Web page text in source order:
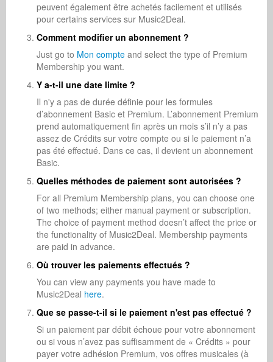
peuvent également être achetés facilement et utilisés
pour certains services sur Music2Deal.
Comment modifier un abonnement ?
Just go to Mon compte and select the type of Premium
Membership you want.
Y a-t-il une date limite ?
Il n'y a pas de durée définie pour les formules
d’abonnement Basic et Premium. L’abonnement Premium
prend automatiquement fin après un mois s’il n’y a pas
assez de Crédits sur votre compte ou si le paiement n’a
pas été effectué. Dans ce cas, il devient un abonnement
Basic.
Quelles méthodes de paiement sont autorisées ?
For all Premium Membership plans, you can choose one
of two methods; either manual payment or subscription.
The choice of payment method doesn’t affect the price or
the functionality of Music2Deal. Membership payments
are paid in advance.
Où trouver les paiements effectués ?
You can view any payments you have made to
Music2Deal here.
Que se passe-t-il si le paiement n'est pas effectué ?
Si un paiement par débit échoue pour votre abonnement
ou si vous n’avez pas suffisamment de « Crédits » pour
payer votre adhésion Premium, vos offres musicales (à